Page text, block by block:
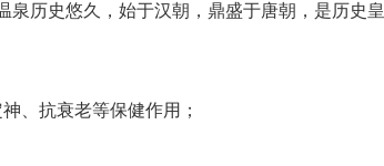
泉历史悠久，始于汉朝，鼎盛于唐朝，是历史皇
、抗衰老等保健作用；